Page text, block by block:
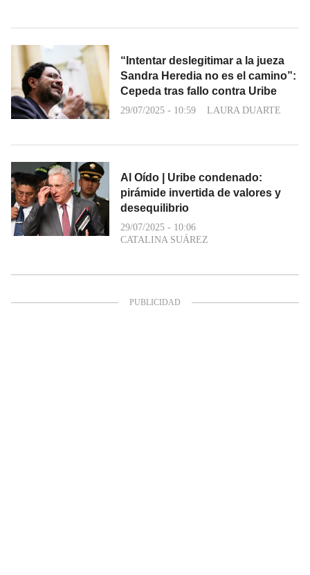
“Intentar deslegitimar a la jueza
Sandra Heredia no es el camino”:
Cepeda tras fallo contra Uribe
29/07/2025 - 10:59 LAURA DUARTE
Al Oído | Uribe condenado:
pirámide invertida de valores y
desequilibrio
29/07/2025 - 10:06
CATALINA SUÁREZ